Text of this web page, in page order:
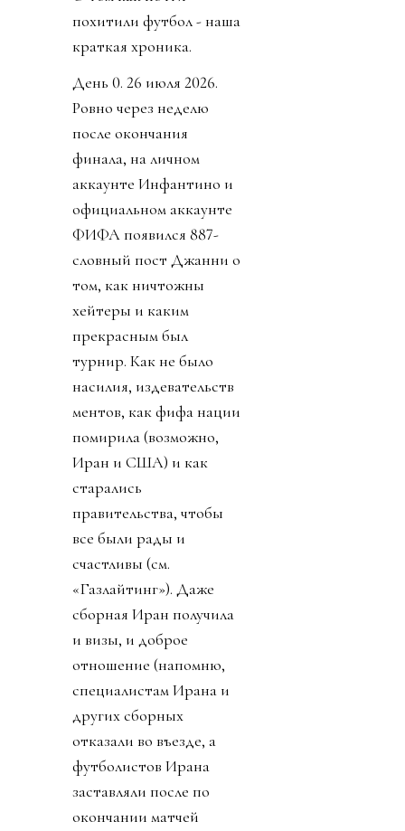
похитили футбол - наша
краткая хроника.
День 0. 26 июля 2026.
Ровно через неделю
после окончания
финала, на личном
аккаунте Инфантино и
официальном аккаунте
ФИФА появился 887-
словный пост Джанни о
том, как ничтожны
хейтеры и каким
прекрасным был
турнир. Как не было
насилия, издевательств
ментов, как фифа нации
помирила (возможно,
Иран и США) и как
старались
правительства, чтобы
все были рады и
счастливы (см.
«Газлайтинг»). Даже
сборная Иран получила
и визы, и доброе
отношение (напомню,
специалистам Ирана и
других сборных
отказали во въезде, а
футболистов Ирана
заставляли после по
окончании матчей